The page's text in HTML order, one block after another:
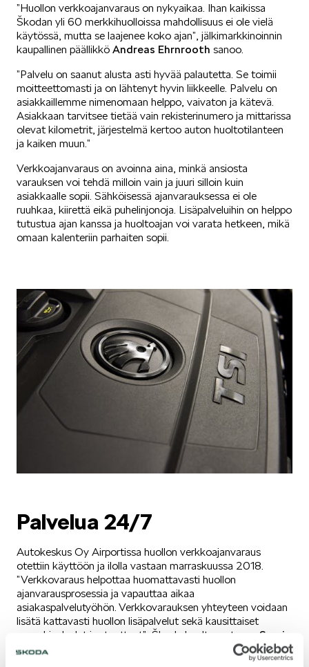
KUVASSA
MEIDÄN ŠKODAMME
ŠKODA PALVELEE
VASTUULLISUUS
ŠKODA 130 VUOTTA
ŠKODA MEDIASSA
”Huollon verkkoajanvaraus on nykyaikaa. Ihan kaikissa
Škodan yli 60 merkkihuolloissa mahdollisuus ei ole vielä
käytössä, mutta se laajenee koko ajan”, jälkimarkkinoinnin
kaupallinen päällikkö Andreas Ehrnrooth sanoo.
”Palvelu on saanut alusta asti hyvää palautetta. Se toimii
moitteettomasti ja on lähtenyt hyvin liikkeelle. Palvelu on
asiakkaillemme nimenomaan helppo, vaivaton ja kätevä.
Asiakkaan tarvitsee tietää vain rekisterinumero ja mittarissa
olevat kilometrit, järjestelmä kertoo auton huoltotilanteen
ja kaiken muun.”
Verkkoajanvaraus on avoinna aina, minkä ansiosta
varauksen voi tehdä milloin vain ja juuri silloin kuin
asiakkaalle sopii. Sähköisessä ajanvarauksessa ei ole
ruuhkaa, kiirettä eikä puhelinjonoja. Lisäpalveluihin on helppo
tutustua ajan kanssa ja huoltoajan voi varata hetkeen, mikä
omaan kalenteriin parhaiten sopii.
Palvelua 24/7
Autokeskus Oy Airportissa huollon verkkoajanvaraus
otettiin käyttöön ja ilolla vastaan marraskuussa 2018.
”Verkkovaraus helpottaa huomattavasti huollon
ajanvarausprosessia ja vapauttaa aikaa
asiakaspalvelutyöhön. Verkkovarauksen yhteyteen voidaan
lisätä kattavasti huollon lisäpalvelut sekä kausittaiset
sesonkipalvelut ja -tuotteet”, Škoda huoltovastaava Sami
Hahtola
sanoo. Huollon näkökulmasta kätevää on sekin,
että asiakkaan varaus siirtyy suoraan huollon kalenteriin ja